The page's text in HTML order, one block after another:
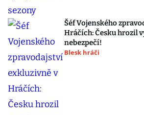
Šéf Vojenského
Hráčích: Česku hrozil
nebezpečí!
Blesk hráči